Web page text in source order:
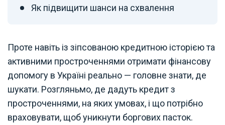
Як підвищити шанси на схвалення
Проте навіть із зіпсованою кредитною історією та
активними простроченнями отримати фінансову
допомогу в Україні реально — головне знати, де
шукати. Розгляньмо, де дадуть кредит з
простроченнями, на яких умовах, і що потрібно
враховувати, щоб уникнути боргових пасток.